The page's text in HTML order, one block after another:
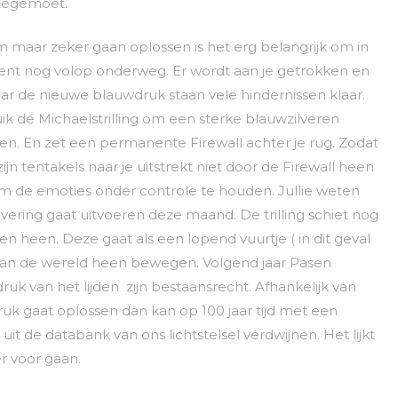
zeker gaan oplossen is het erg belangrijk om in
nog volop onderweg. Er wordt aan je getrokken en
de nieuwe blauwdruk staan vele hindernissen klaar.
de Michaelstrilling om een sterke blauwzilveren
En zet een permanente Firewall achter je rug. Zodat
tentakels naar je uitstrekt niet door de Firewall heen
de emoties onder controle te houden. Jullie weten
gaat uitvoeren deze maand. De trilling schiet nog
heen. Deze gaat als een lopend vuurtje ( in dit geval
de wereld heen bewegen. Volgend jaar Pasen
van het lijden zijn bestaansrecht. Afhankelijk van
gaat oplossen dan kan op 100 jaar tijd met een
de databank van ons lichtstelsel verdwijnen. Het lijkt
voor gaan.